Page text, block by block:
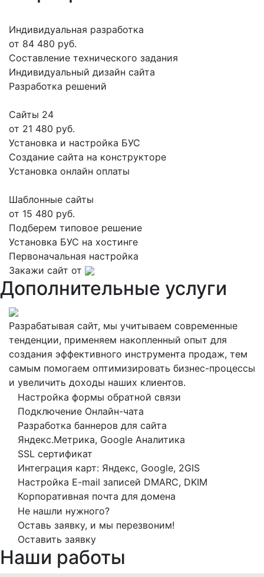
Индивидуальная разработка
от 84 480 руб.
Составление технического задания
Индивидуальный дизайн сайта
Разработка решений
Сайты 24
от 21 480 руб.
Установка и настройка БУС
Создание сайта на конструкторе
Установка онлайн оплаты
Шаблонные сайты
от 15 480 руб.
Подберем типовое решение
Установка БУС на хостинге
Первоначальная настройка
Закажи сайт от
Дополнительные услуги
Разрабатывая сайт, мы учитываем современные
тенденции, применяем накопленный опыт для
создания эффективного инструмента продаж, тем
самым помогаем оптимизировать бизнес-процессы
и увеличить доходы наших клиентов.
Настройка формы обратной связи
Подключение Онлайн-чата
Разработка баннеров для сайта
Яндекс.Метрика, Google Аналитика
SSL сертификат
Интеграция карт: Яндекс, Google, 2GIS
Настройка E-mail записей DMARC, DKIM
Корпоративная почта для домена
Не нашли нужного?
Оставь заявку, и мы перезвоним!
Оставить заявку
Наши работы